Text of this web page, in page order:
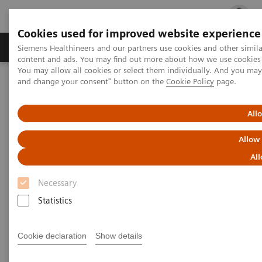
Cookies used for improved website experience
Siemens Healthineers and our partners use cookies and other
content and ads. You may find out more about how we use
You may allow all cookies or select them individually. And you
and change your consent" button on the Cookie Policy page.
Allow
Necessary
Statistics
Cookie declaration Show details
Ürün ve Hizmetler Öne Çıkanlar Sağlık
Siemens Healthineers Türkiye
Laboratuvar Diagnostiği
Hematoloji
Siemens Healthineers hematoloji sistemleri,
laboratuvar hematoloji testleri için doğru, ilk geçiş
tabanlı sistemler, pahalı lekeler veya refleks testleri